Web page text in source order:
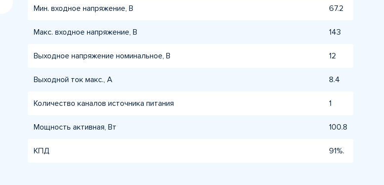
Мин. входное напряжение, В 67.2
Макс. входное напряжение, В 143
Выходное напряжение номинальное, В 12
Выходной ток макс., А 8.4
Количество каналов источника питания 1
Мощность активная, Вт 100.8
КПД 91%.